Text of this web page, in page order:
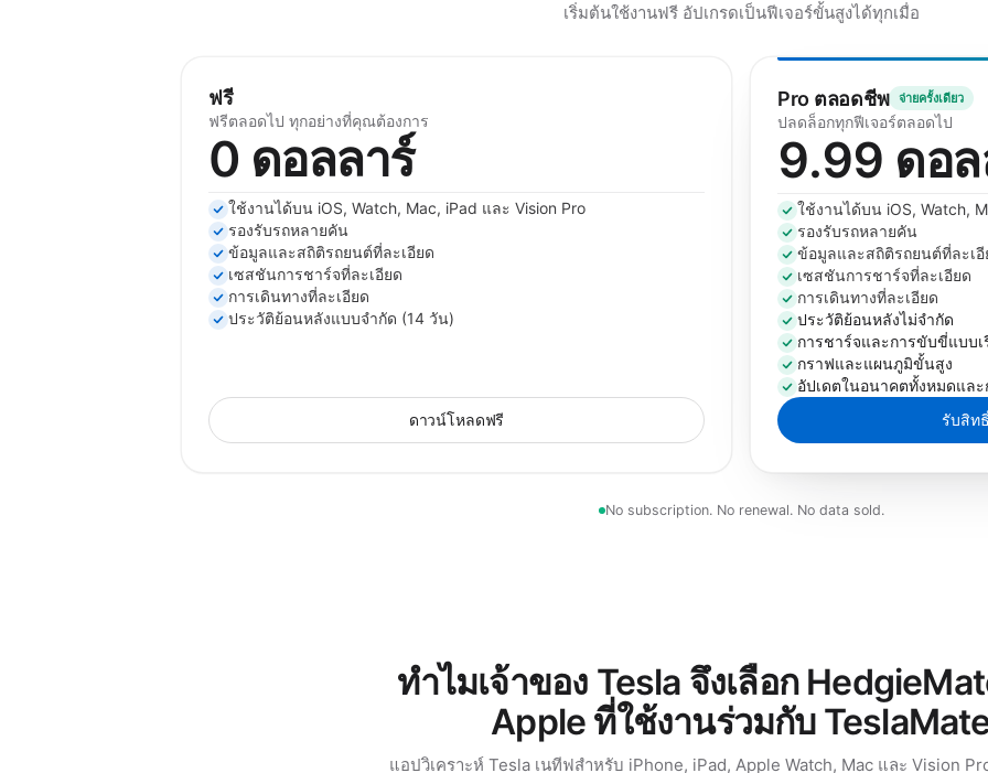
เริ่มต้นใช้งานฟรี อัปเกรดเป็นฟีเจอร์ขั้นสูงได้ทุกเมื่อ
ฟรี
ฟรีตลอดไป ทุกอย่างที่คุณต้องการ
0 ดอลลาร์
ใช้งานได้บน iOS, Watch, Mac, iPad และ Vision Pro
รองรับรถหลายคัน
ข้อมูลและสถิติรถยนต์ที่ละเอียด
เซสชันการชาร์จที่ละเอียด
การเดินทางที่ละเอียด
ประวัติย้อนหลังแบบจำกัด (14 วัน)
ดาวน์โหลดฟรี
Pro ตลอดชีพ จ่ายครั้งเดียว
ปลดล็อกทุกฟีเจอร์ตลอดไป
9.99 ดอล
ใช้งานได้บน iOS, Watch,
รองรับรถหลายคัน
ข้อมูลและสถิติรถยนต์ที่ละเอี
เซสชันการชาร์จที่ละเอียด
การเดินทางที่ละเอียด
ประวัติย้อนหลังไม่จำกัด
การชาร์จและการขับขี่แบบเ
กราฟและแผนภูมิขั้นสูง
อัปเดตในอนาคตทั้งหมดแล
รับสิท
No subscription. No renewal. No data sold.
ทำไมเจ้าของ Tesla จึงเลือก
Apple ที่ใช้งานร่วมกับ
แอปวิเคราะห์ Tesla เนทีฟสำหรับ iPhone, iPad, Apple Watch, Mac และ Vision